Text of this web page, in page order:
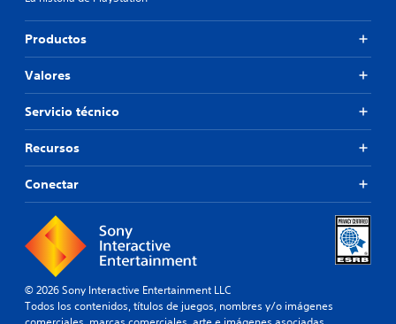
Productos
Valores
Servicio técnico
Recursos
Conectar
© 2026 Sony Interactive Entertainment LLC
Todos los contenidos, títulos de juegos, nombres y/o imágenes